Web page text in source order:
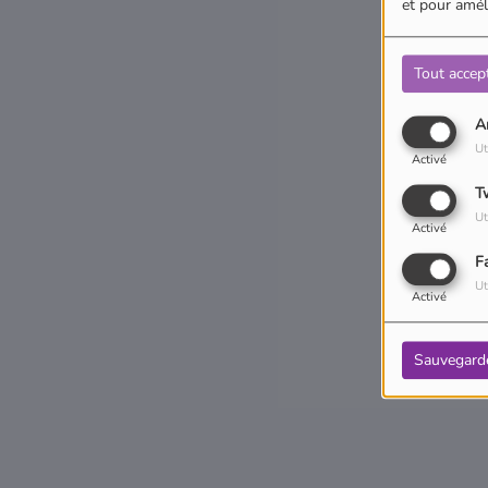
et pour
Tout
Activé
Activé
Activé